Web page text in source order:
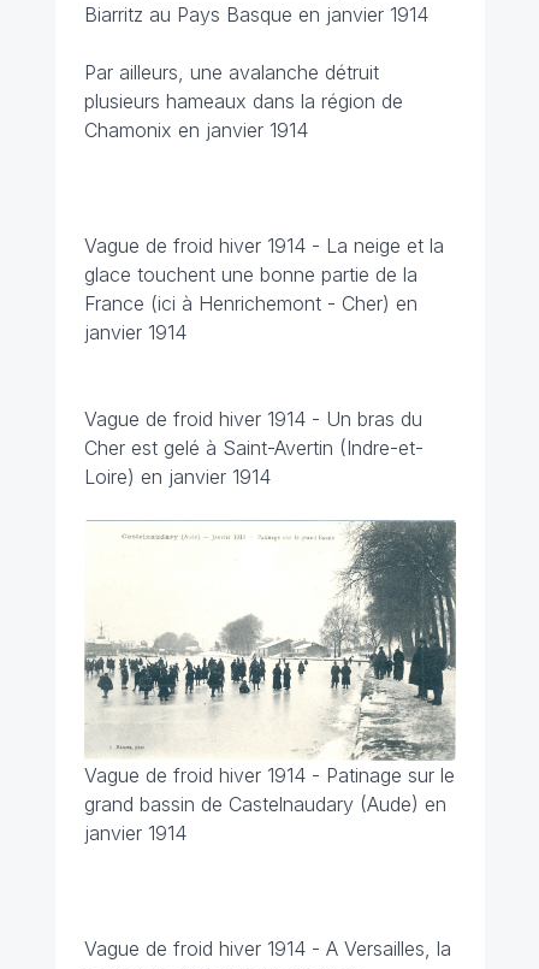
Biarritz au Pays Basque en janvier 1914
Par ailleurs, une avalanche détruit
plusieurs hameaux dans la région de
Chamonix en janvier 1914
Vague de froid hiver 1914 - La neige et la
glace touchent une bonne partie de la
France (ici à Henrichemont - Cher) en
janvier 1914
Vague de froid hiver 1914 - Un bras du
Cher est gelé à Saint-Avertin (Indre-et-
Loire) en janvier 1914
Vague de froid hiver 1914 - Patinage sur le
grand bassin de Castelnaudary (Aude) en
janvier 1914
Vague de froid hiver 1914 - A Versailles, la